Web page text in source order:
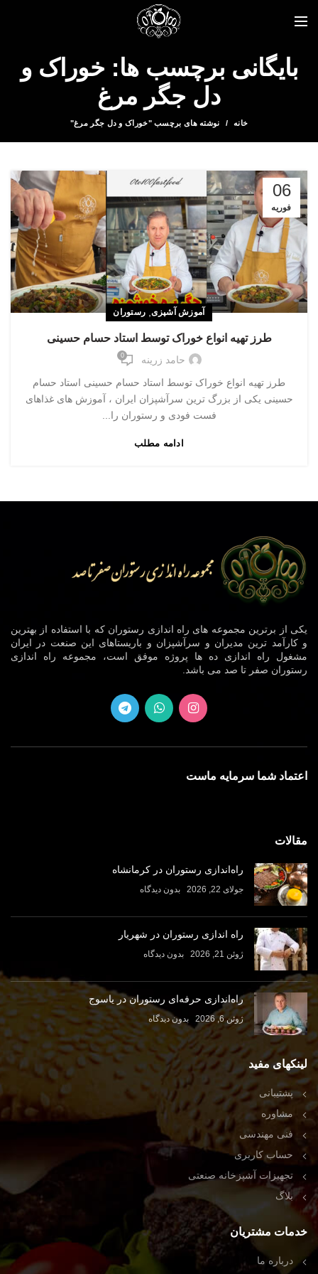
بایگانی برچسب ها: خوراک و
دل جگر مرغ
خانه نوشته های برچسب "خوراک و دل جگر مرغ"
06
فوریه
آموزش آشپزی, رستوران
طرز تهیه انواع خوراک توسط استاد حسام حسینی
حامد زرینه 0
طرز تهیه انواع خوراک توسط استاد حسام حسینی استاد حسام
حسینی یکی از بزرگ ترین سرآشپزان ایران ، آموزش های غذاهای
فست فودی و رستوران را...
ادامه مطلب
یکی از برترین مجموعه های راه اندازی رستوران که با استفاده از بهترین
و کارآمد ترین مدیران و سرآشپزان و باریستاهای این صنعت در ایران
مشغول راه اندازی ده ها پروژه موفق است، مجموعه راه اندازی
رستوران صفر تا صد می باشد.
اعتماد شما سرمایه ماست
مقالات
راه‌اندازی رستوران در کرمانشاه
جولای 22, 2026 بدون دیدگاه
راه اندازی رستوران در شهریار
ژوئن 21, 2026 بدون دیدگاه
راه‌اندازی حرفه‌ای رستوران در یاسوج
ژوئن 6, 2026 بدون دیدگاه
لینکهای مفید
پشتیبانی
مشاوره
فنی مهندسی
حساب کاربری
تجهیزات آشپزخانه صنعتی
بلاگ
خدمات مشتریان
درباره ما